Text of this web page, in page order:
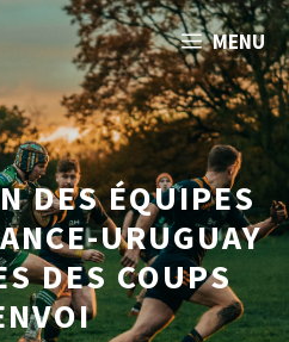
MENU
DES ÉQUIPES
URUGUAY
DES COUPS